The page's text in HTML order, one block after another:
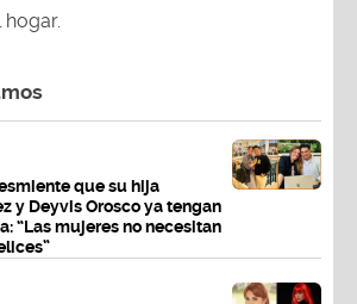
que su hija
y Deyvis Orosco ya tengan
“Las mujeres no necesitan